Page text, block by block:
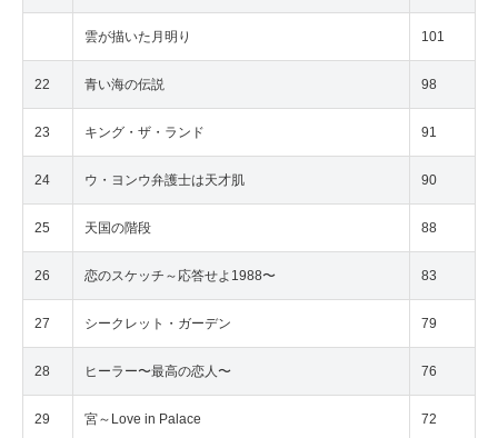
雲が描いた月明り 101
22 青い海の伝説 98
23 キング・ザ・ランド 91
24 ウ・ヨンウ弁護士は天才肌 90
25 天国の階段 88
26 恋のスケッチ～応答せよ1988〜 83
27 シークレット・ガーデン 79
28 ヒーラー〜最高の恋人〜 76
29 宮～Love in Palace 72